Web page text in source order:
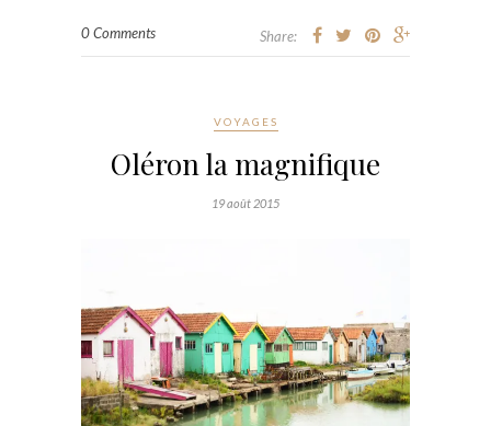
0 Comments Share:
VOYAGES
Oléron la magnifique
19 août 2015